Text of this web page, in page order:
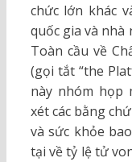
chức lớn khác
quốc gia và nhà
Toàn cầu về
(gọi tắt “the
này nhóm họp
xét các bằng
và sức khỏe
tại về tỷ lệ tử